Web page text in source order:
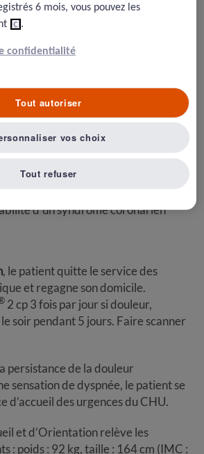
L. Potassium : 3,8 mmol/L. Chlore :
D-dimères : négatifs. Pro
ng/L (H0), 42 ng/L (à 4 h 25)."
d’anomalies biologiques,
négatifs. Pro BNP : 200.
Diagnostic retenu : dorsalgie.
le laboratoire, la valeur de
Troponine TnT est inférieure à
valeur supérieure à 30 ng/L :
d’un syndrome coronarien
, le patient quitte le service des
et regagne son domicile.
2 cp 3 fois par jour si douleur,
le soir pendant 5 jours. Faire scanner
persistance de la douleur
sensation de dyspnée, le patient se
d’accueil des urgences du CHU.
et d’Orientation relève les
: poids : 92 kg, taille : 164 cm (IMC :
6 mois, vous pouvez les
ici.
confidentialité
Tout refuser
Tout autoriser
vos choix